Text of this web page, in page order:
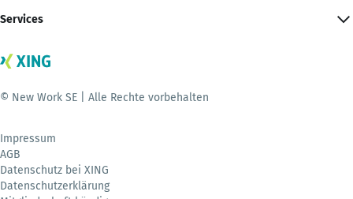
Services
© New Work SE | Alle Rechte vorbehalten
Impressum
AGB
Datenschutz bei XING
Datenschutzerklärung